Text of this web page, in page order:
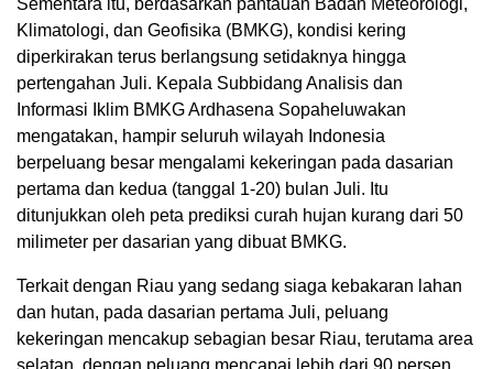
Sementara itu, berdasarkan pantauan Badan Meteorologi,
Klimatologi, dan Geofisika (BMKG), kondisi kering
diperkirakan terus berlangsung setidaknya hingga
pertengahan Juli. Kepala Subbidang Analisis dan
Informasi Iklim BMKG Ardhasena Sopaheluwakan
mengatakan, hampir seluruh wilayah Indonesia
berpeluang besar mengalami kekeringan pada dasarian
pertama dan kedua (tanggal 1-20) bulan Juli. Itu
ditunjukkan oleh peta prediksi curah hujan kurang dari 50
milimeter per dasarian yang dibuat BMKG.
Terkait dengan Riau yang sedang siaga kebakaran lahan
dan hutan, pada dasarian pertama Juli, peluang
kekeringan mencakup sebagian besar Riau, terutama area